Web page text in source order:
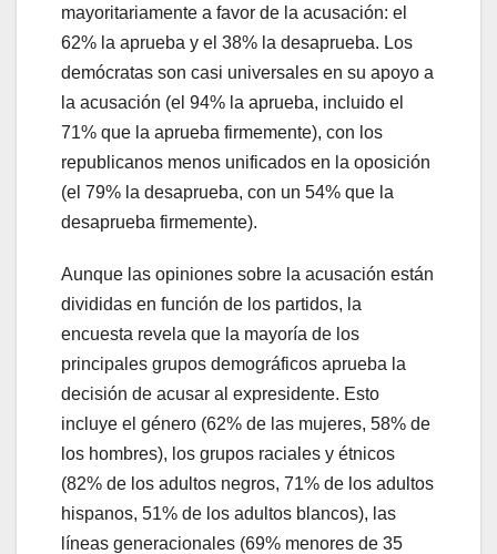
mayoritariamente a favor de la acusación: el
62% la aprueba y el 38% la desaprueba. Los
demócratas son casi universales en su apoyo a
la acusación (el 94% la aprueba, incluido el
71% que la aprueba firmemente), con los
republicanos menos unificados en la oposición
(el 79% la desaprueba, con un 54% que la
desaprueba firmemente).
Aunque las opiniones sobre la acusación están
divididas en función de los partidos, la
encuesta revela que la mayoría de los
principales grupos demográficos aprueba la
decisión de acusar al expresidente. Esto
incluye el género (62% de las mujeres, 58% de
los hombres), los grupos raciales y étnicos
(82% de los adultos negros, 71% de los adultos
hispanos, 51% de los adultos blancos), las
líneas generacionales (69% menores de 35